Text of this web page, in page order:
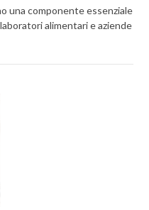
una componente essenziale
alimentari e aziende